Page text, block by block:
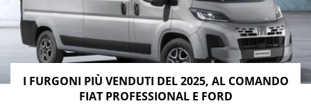
I FURGONI PIÙ VENDUTI DEL 2025, AL COMANDO
FIAT PROFESSIONAL E FORD